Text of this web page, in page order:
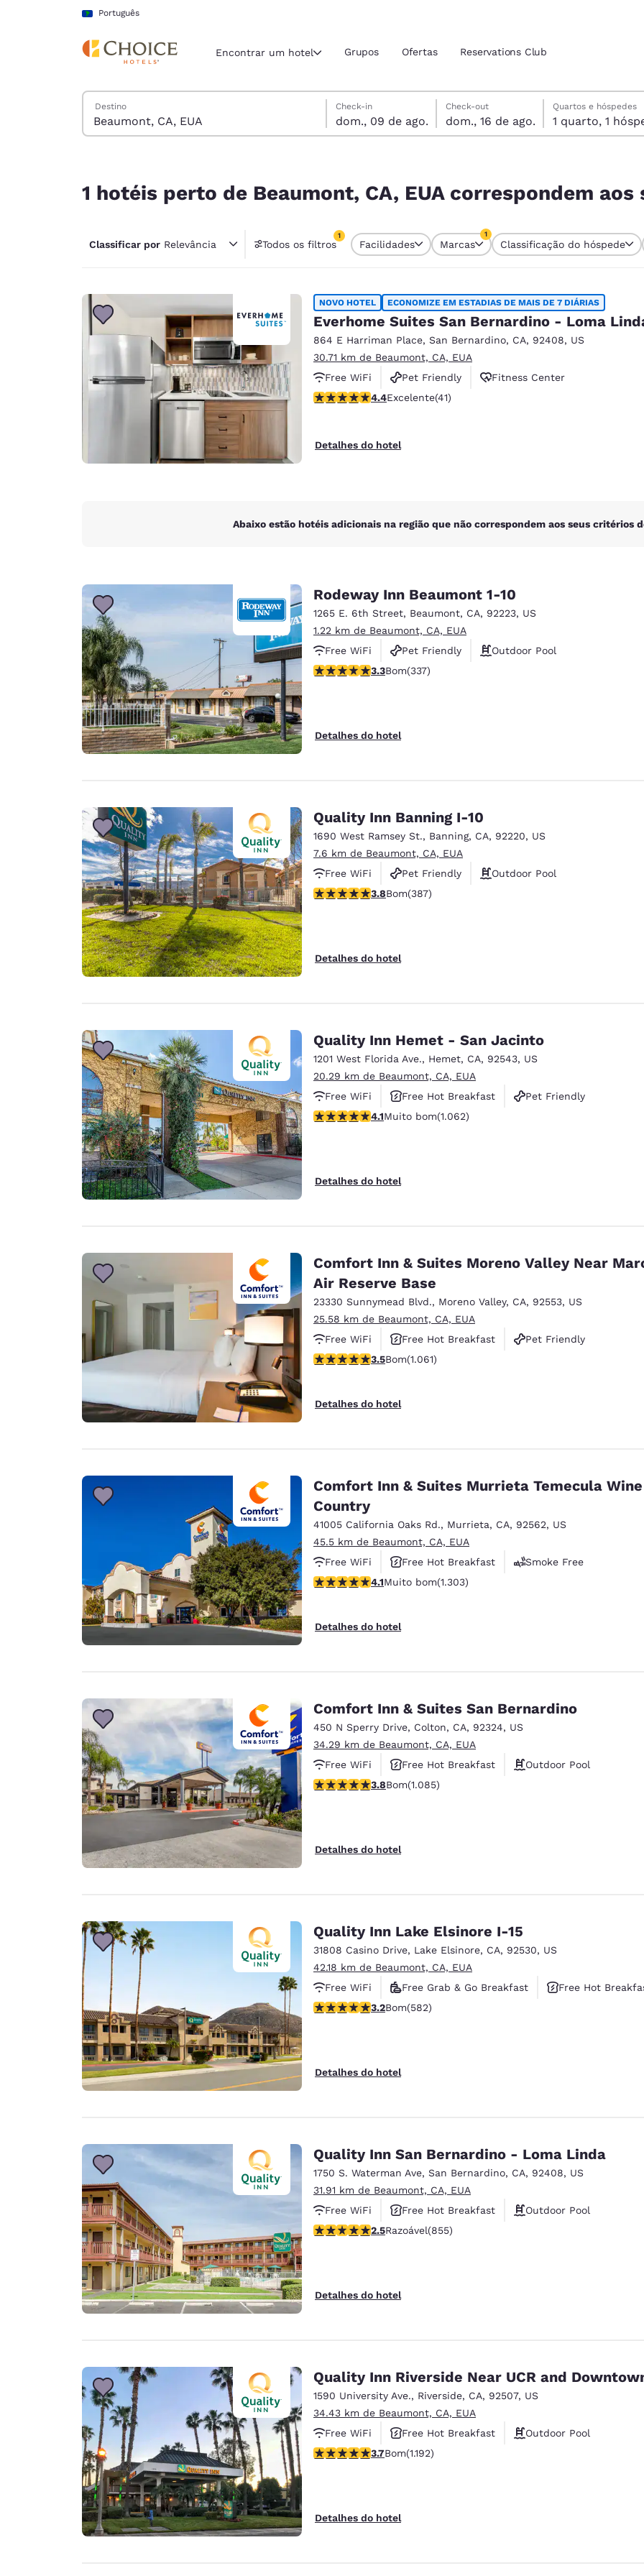
Pular Para Conteúdo Principal
Português
Região e localização atuais
Américas
English
Estados Unidos
Español Español
Canada México
Español
Mexico
Europa
Deutschland
Deutsch
Germany
English
United Kingdom
Australia
English
India
English
Encontrar um hotel Grupos Ofertas Reservations Club
Pesquisar hotéis
Destino
domingo, 9 de agosto
Check-in
dom., 09 de ago.
domingo, 16 de agosto
Check-out
dom., 16 de ago.
domingo, 16 de agosto data de check-out selecionada
domingo, 9 de agosto data do check-in selecionada
Quartos e hóspedes
1 quarto, 1
1 hotéis perto de Beaumont, CA, EUA correspondem
Classificar por Relevância Todos os filtros
1
1 filtro atualmente selecionado
Facilidades Marcas
1
Classificação do hóspede
NOVO HOTEL ECONOMIZE EM ESTADIAS DE MAIS DE 7 DIÁRIAS
Everhome Suites San Bernardino - Loma
864 E Harriman Place, San Bernardino, CA, 92408, US
30.71 km de Beaumont, CA, EUA
Free WiFi
Pet Friendly
Fitness Center
classificação 4.39 estrelas. Excelente. 41 avaliações
4.4Excelente(41)
Detalhes do hotel
Abaixo estão hotéis adicionais na região que não correspondem aos seus critérios
Rodeway Inn Beaumont 1-10
1265 E. 6th Street, Beaumont, CA, 92223, US
1.22 km de Beaumont, CA, EUA
Free WiFi
Pet Friendly
Outdoor Pool
classificação 3.26 estrelas. Bom. 337 avaliações
3.3Bom(337)
Detalhes do hotel
Quality Inn Banning I-10
1690 West Ramsey St., Banning, CA, 92220, US
7.6 km de Beaumont, CA, EUA
Free WiFi
Pet Friendly
Outdoor Pool
classificação 3.81 estrelas. Bom. 387 avaliações
3.8Bom(387)
Detalhes do hotel
Quality Inn Hemet - San Jacinto
1201 West Florida Ave., Hemet, CA, 92543, US
20.29 km de Beaumont, CA, EUA
Free WiFi
Free Hot Breakfast
Pet Friendly
classificação 4.07 estrelas. Muito bom. 1062 avaliações
4.1Muito bom(1.062)
Detalhes do hotel
Comfort Inn & Suites Moreno Valley Near
Air Reserve Base
23330 Sunnymead Blvd., Moreno Valley, CA, 92553, US
25.58 km de Beaumont, CA, EUA
Free WiFi
Free Hot Breakfast
Pet Friendly
classificação 3.54 estrelas. Bom. 1061 avaliações
3.5Bom(1.061)
Detalhes do hotel
Comfort Inn & Suites Murrieta Temecula Wine
Country
41005 California Oaks Rd., Murrieta, CA, 92562, US
45.5 km de Beaumont, CA, EUA
Free WiFi
Free Hot Breakfast
Smoke Free
classificação 4.07 estrelas. Muito bom. 1303 avaliações
4.1Muito bom(1.303)
Detalhes do hotel
Comfort Inn & Suites San Bernardino
450 N Sperry Drive, Colton, CA, 92324, US
34.29 km de Beaumont, CA, EUA
Free WiFi
Free Hot Breakfast
Outdoor Pool
classificação 3.82 estrelas. Bom. 1085 avaliações
3.8Bom(1.085)
Detalhes do hotel
Quality Inn Lake Elsinore I-15
31808 Casino Drive, Lake Elsinore, CA, 92530, US
42.18 km de Beaumont, CA, EUA
Free WiFi
Free Grab & Go Breakfast
Free Hot
classificação 3.23 estrelas. Bom. 582 avaliações
3.2Bom(582)
Detalhes do hotel
Quality Inn San Bernardino - Loma Linda
1750 S. Waterman Ave, San Bernardino, CA, 92408, US
31.91 km de Beaumont, CA, EUA
Free WiFi
Free Hot Breakfast
Outdoor Pool
classificação 2.49 estrelas. Razoável. 855 avaliações
2.5Razoável(855)
Detalhes do hotel
Quality Inn Riverside Near UCR and
1590 University Ave., Riverside, CA, 92507, US
34.43 km de Beaumont, CA, EUA
Free WiFi
Free Hot Breakfast
Outdoor Pool
classificação 3.66 estrelas. Bom. 1192 avaliações
3.7Bom(1.192)
Detalhes do hotel